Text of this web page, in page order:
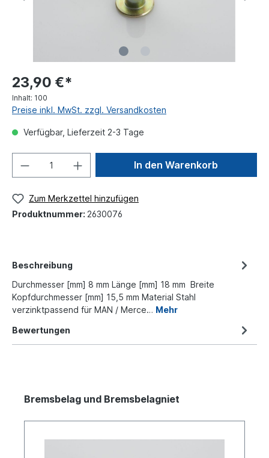
23,90 €*
Inhalt: 100
Preise inkl. MwSt. zzgl. Versandkosten
Verfügbar, Lieferzeit 2-3 Tage
In den Warenkorb
Zum Merkzettel hinzufügen
Produktnummer: 2630076
Beschreibung
Durchmesser [mm] 8 mm Länge [mm] 18 mm Breite
Kopfdurchmesser [mm] 15,5 mm Material Stahl
verzinktpassend für MAN / Merce… Mehr
Bewertungen
Bremsbelag und Bremsbelagniet